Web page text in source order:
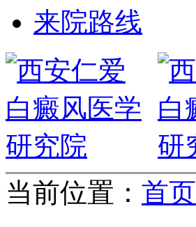
来院路线
当前位置： 首页